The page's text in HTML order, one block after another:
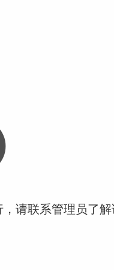
请联系管理员了